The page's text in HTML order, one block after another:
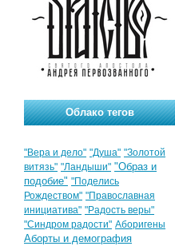
Облако тегов
"Вера и дело" "Душа" "Золотой
витязь" "Ландыши" "Образ и
подобие" "Поделись
Рождеством" "Православная
инициатива" "Радость веры"
"Синдром радости" Аборигены
Аборты и демография